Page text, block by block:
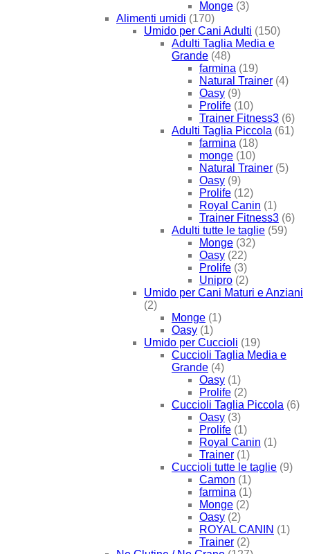
Monge (3)
Alimenti umidi (170)
Umido per Cani Adulti (150)
Adulti Taglia Media e
Grande (48)
farmina (19)
Natural Trainer (4)
Oasy (9)
Prolife (10)
Trainer Fitness3 (6)
Adulti Taglia Piccola (61)
farmina (18)
monge (10)
Natural Trainer (5)
Oasy (9)
Prolife (12)
Royal Canin (1)
Trainer Fitness3 (6)
Adulti tutte le taglie (59)
Monge (32)
Oasy (22)
Prolife (3)
Unipro (2)
Umido per Cani Maturi e Anziani
(2)
Monge (1)
Oasy (1)
Umido per Cuccioli (19)
Cuccioli Taglia Media e
Grande (4)
Oasy (1)
Prolife (2)
Cuccioli Taglia Piccola (6)
Oasy (3)
Prolife (1)
Royal Canin (1)
Trainer (1)
Cuccioli tutte le taglie (9)
Camon (1)
farmina (1)
Monge (2)
Oasy (2)
ROYAL CANIN (1)
Trainer (2)